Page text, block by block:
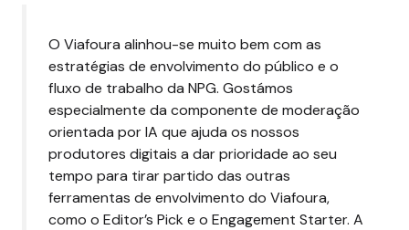
O Viafoura alinhou-se muito bem com as
estratégias de envolvimento do público e o
fluxo de trabalho da NPG. Gostámos
especialmente da componente de moderação
orientada por IA que ajuda os nossos
produtores digitais a dar prioridade ao seu
tempo para tirar partido das outras
ferramentas de envolvimento do Viafoura,
como o Editor’s Pick e o Engagement Starter. A